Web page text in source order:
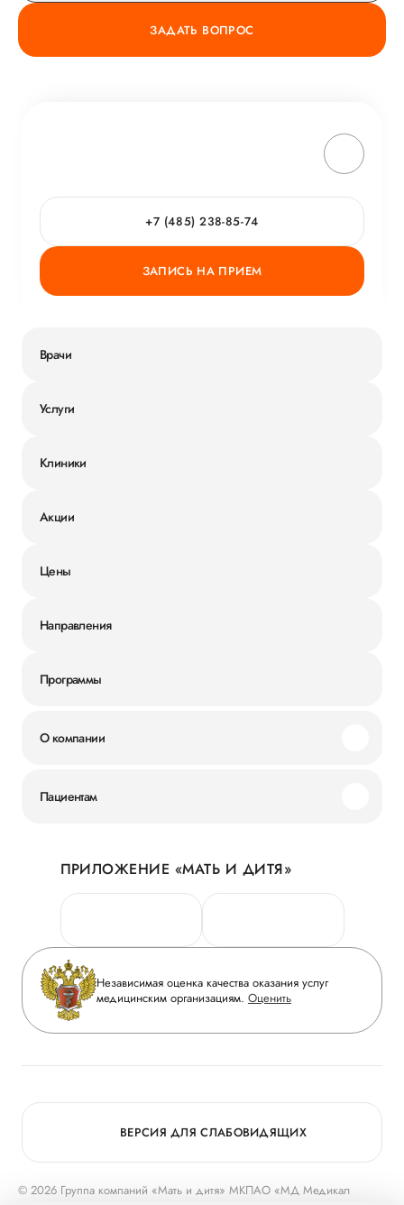
ЗАДАТЬ ВОПРОС
+7 (485) 238-85-74
ЗАПИСЬ НА ПРИЕМ
Врачи
Услуги
Клиники
Акции
Цены
Направления
Программы
О компании
Новости
Руководство
Сотрудничество
Инвесторам
Журнал «Мать и дитя»
Вакансии
Медицинский туризм
Пациентам
Личный кабинет
Персональные данные
Горячая линия качества
Вопрос-ответ
Приложение пациента
Статьи
ПРИЛОЖЕНИЕ «МАТЬ И ДИТЯ»
Независимая оценка качества оказания услуг
медицинским организациям. Оценить
© 2026 Группа компаний «Мать и дитя» МКПАО «МД Медикал
ВЕРСИЯ ДЛЯ СЛАБОВИДЯЩИХ